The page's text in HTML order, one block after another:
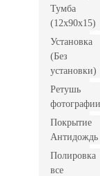
Тумба
(12x90x15)
Установка
(Без
установки)
Ретушь
фотографии
Покрытие
Антидождь
Полировка
все